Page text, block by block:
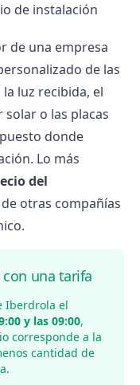
de instalación
de una empresa
de las
luz recibida, el
o las placas
donde
Lo más
del
otras compañías
una tarifa
Iberdrola el
y las 09:00,
corresponde a la
cantidad de